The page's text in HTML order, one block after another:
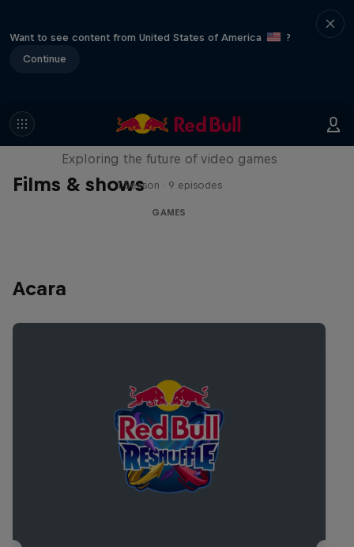
Want to see content from United States of America
?
Continue
Films & shows
SCREENLAND
Exploring the future of video games
1 Season · 9 episodes
GAMES
Acara